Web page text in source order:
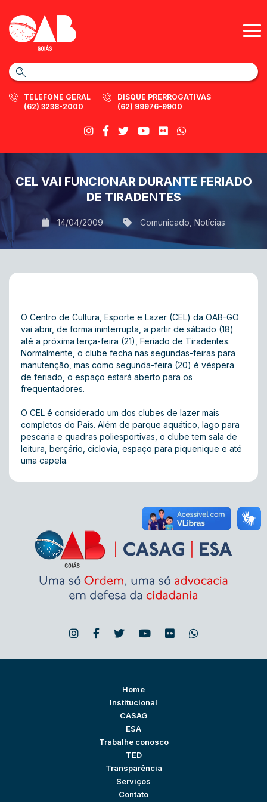
TELEFONE GERAL
(62) 3238-2000
DISQUE PRERROGATIVAS
(62) 99976-9900
CEL VAI FUNCIONAR DURANTE FERIADO
DE TIRADENTES
14/04/2009 Comunicado Notícias
O Centro de Cultura, Esporte e Lazer (CEL) da OAB-GO
vai abrir, de forma ininterrupta, a partir de sábado (18)
até a próxima terça-feira (21), Feriado de Tiradentes.
Normalmente, o clube fecha nas segundas-feiras para
manutenção, mas como segunda-feira (20) é véspera
de feriado, o espaço estará aberto para os
frequentadores.
O CEL é considerado um dos clubes de lazer mais
completos do País. Além de parque aquático, lago para
pescaria e quadras poliesportivas, o clube tem sala de
leitura, berçário, ciclovia, espaço para piquenique e até
uma capela.
Home
Institucional
CASAG
ESA
Trabalhe conosco
TED
Transparência
Serviços
Contato